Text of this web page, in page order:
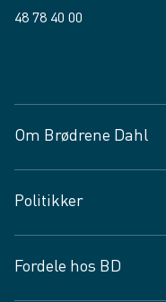
48 78 40 00
Om Brødrene Dahl
Vagttelefon 30 10 89 89
Spørgsmål og svar
Job og karriere
Politikker
Privatlivspolitik
Fordele hos BD